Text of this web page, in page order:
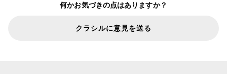
何かお気づきの点はありますか？
クラシルに意見を送る